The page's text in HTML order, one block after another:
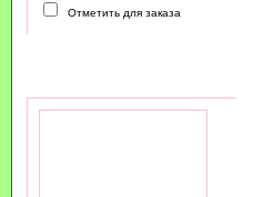
Отметить для заказа